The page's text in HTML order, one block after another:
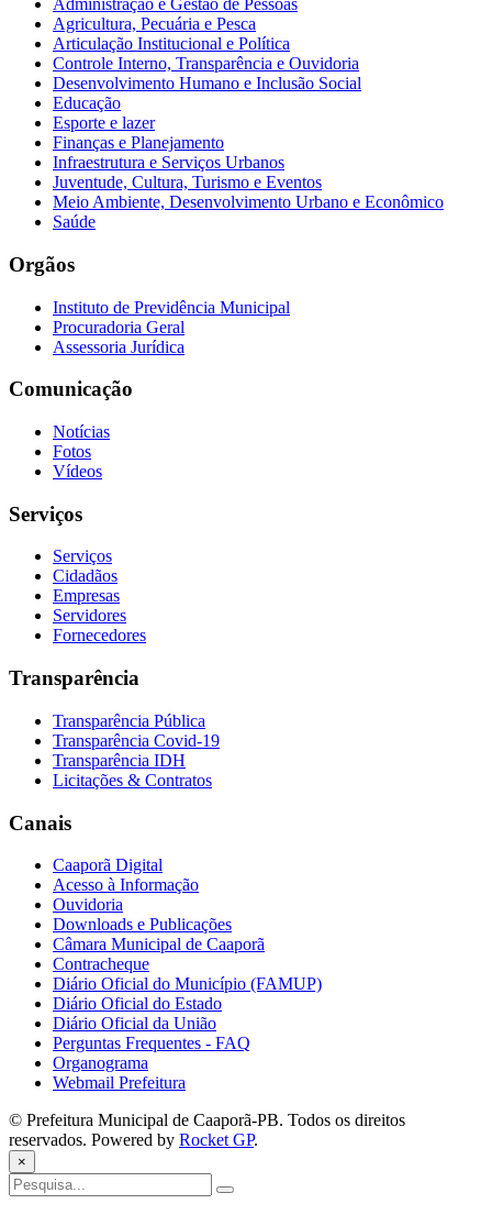
Administração e Gestão de Pessoas
Agricultura, Pecuária e Pesca
Articulação Institucional e Política
Controle Interno, Transparência e Ouvidoria
Desenvolvimento Humano e Inclusão Social
Educação
Esporte e lazer
Finanças e Planejamento
Infraestrutura e Serviços Urbanos
Juventude, Cultura, Turismo e Eventos
Meio Ambiente, Desenvolvimento Urbano e Econômico
Saúde
Orgãos
Instituto de Previdência Municipal
Procuradoria Geral
Assessoria Jurídica
Comunicação
Notícias
Fotos
Vídeos
Serviços
Serviços
Cidadãos
Empresas
Servidores
Fornecedores
Transparência
Transparência Pública
Transparência Covid-19
Transparência IDH
Licitações & Contratos
Canais
Caaporã Digital
Acesso à Informação
Ouvidoria
Downloads e Publicações
Câmara Municipal de Caaporã
Contracheque
Diário Oficial do Município (FAMUP)
Diário Oficial do Estado
Diário Oficial da União
Perguntas Frequentes - FAQ
Organograma
Webmail Prefeitura
© Prefeitura Municipal de Caaporã-PB. Todos os direitos
reservados. Powered by Rocket GP.
×